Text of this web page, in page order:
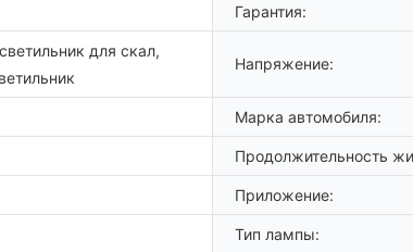
Гарантия:
для скал,
Напряжение:
Марка автомобиля:
Продолжительность
Приложение:
Тип лампы: